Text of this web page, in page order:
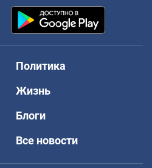
Политика
Жизнь
Блоги
Все новости